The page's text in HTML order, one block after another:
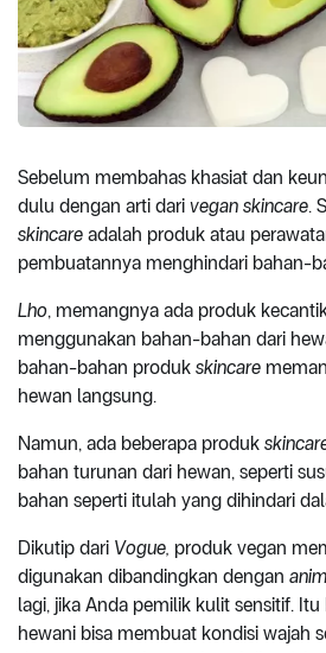
Sebelum membahas khasiat dan
dulu dengan arti dari vegan skincare.
skincare adalah produk atau
pembuatannya menghindari bahan-
Lho, memangnya ada produk
menggunakan bahan-bahan dari
bahan-bahan produk skincare
hewan langsung.
Namun, ada beberapa produk
bahan turunan dari hewan, seperti
bahan seperti itulah yang dihindari
Dikutip dari Vogue, produk vegan
digunakan dibandingkan dengan
lagi, jika Anda pemilik kulit sensitif.
hewani bisa membuat kondisi wajah